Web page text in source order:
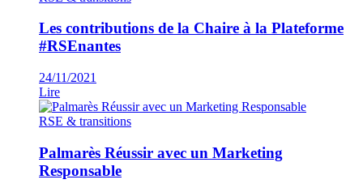
Les contributions de la Chaire à la Plateforme
#RSEnantes
24/11/2021
Lire
RSE & transitions
Palmarès Réussir avec un Marketing
Responsable